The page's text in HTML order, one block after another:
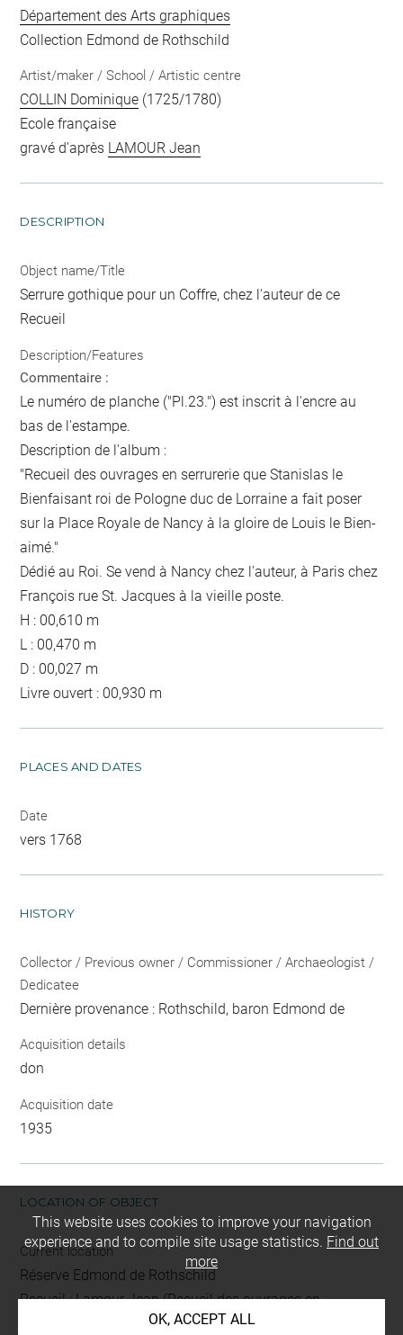
Département des Arts graphiques
Collection Edmond de Rothschild
Artist/maker / School / Artistic centre
COLLIN Dominique (1725/1780)
Ecole française
gravé d'après LAMOUR Jean
DESCRIPTION
Object name/Title
Serrure gothique pour un Coffre, chez l'auteur de ce
Recueil
Description/Features
Commentaire :
Le numéro de planche ("Pl.23.") est inscrit à l'encre au
bas de l'estampe.
Description de l'album :
"Recueil des ouvrages en serrurerie que Stanislas le
Bienfaisant roi de Pologne duc de Lorraine a fait poser
sur la Place Royale de Nancy à la gloire de Louis le Bien-
aimé."
Dédié au Roi. Se vend à Nancy chez l'auteur, à Paris chez
François rue St. Jacques à la vieille poste.
H : 00,610 m
L : 00,470 m
D : 00,027 m
Livre ouvert : 00,930 m
PLACES AND DATES
Date
vers 1768
HISTORY
Collector / Previous owner / Commissioner / Archaeologist /
Dedicatee
Dernière provenance : Rothschild, baron Edmond de
Acquisition details
don
Acquisition date
1935
LOCATION OF OBJECT
Current location
Réserve Edmond de Rothschild
Recueil : Lamour Jean (Recueil des ouvrages en
This website uses cookies to improve your navigation
experience and to compile site usage statistics. Find out
more
OK, ACCEPT ALL